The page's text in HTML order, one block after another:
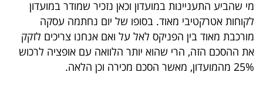
40
שיתופי
מי שהביע התעניינות במועדון וכאן נזכיר שמודר במועדון
לקוחות אטרקטיבי מאוד. בסופו של יום נחתמה עסקה
מורכבת מאוד בין הפניקס לאל על ואם אנחנו צריכים לזקק
את ההסכם הזה, הרי שהוא יותר הלוואה עם אופציה לרכוש
25% מהמועדון, מאשר הסכם מכירה וכן הלאה.